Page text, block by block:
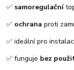
✅ samoregulační
✅ ochrana proti
✅ ideální pro
✅ funguje bez